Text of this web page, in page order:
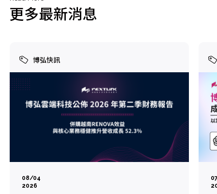
更多最新消息
博弘快訊
08/04
2026